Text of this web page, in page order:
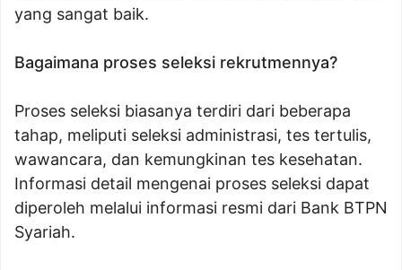
yang sangat baik.
Bagaimana proses seleksi rekrutmennya?
Proses seleksi biasanya terdiri dari beberapa
tahap, meliputi seleksi administrasi, tes tertulis,
wawancara, dan kemungkinan tes kesehatan.
Informasi detail mengenai proses seleksi dapat
diperoleh melalui informasi resmi dari Bank BTPN
Syariah.